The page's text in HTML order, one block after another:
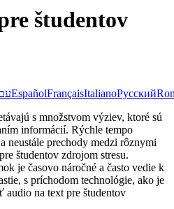
študentov
EspañolFrançaisItalianoРусский
s množstvom výziev, ktoré sú
informácií. Rýchle tempo
neustále prechody medzi rôznymi
študentov zdrojom stresu.
je časovo náročné a často vedie k
s príchodom technológie, ako je
audio na text pre študentov